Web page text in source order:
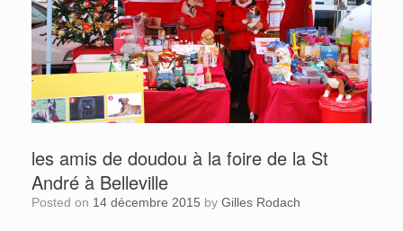
les amis de doudou à la foire de la St
André à Belleville
Posted on 14 décembre 2015 by Gilles Rodach